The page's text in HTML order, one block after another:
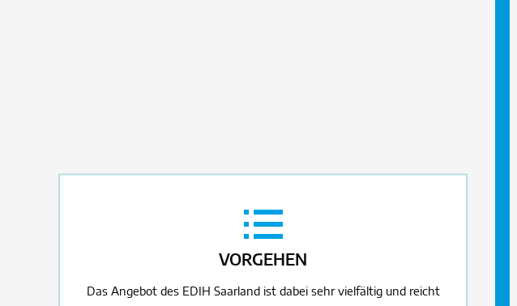
VORGEHEN
Das Angebot des EDIH Saarland ist dabei sehr vielfältig und reicht